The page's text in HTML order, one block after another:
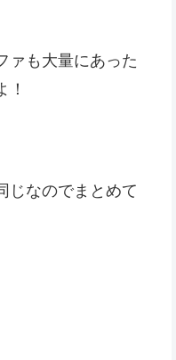
ァも大量にあった
じなのでまとめて